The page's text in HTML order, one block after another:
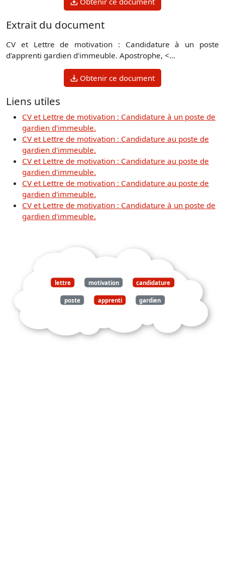
Extrait du document
CV et Lettre de motivation : Candidature à un poste
d'apprenti gardien d'immeuble. Apostrophe, <...
Obtenir ce document
Liens utiles
CV et Lettre de motivation : Candidature à un poste de
gardien d'immeuble.
CV et Lettre de motivation : Candidature au poste de
gardien d'immeuble.
CV et Lettre de motivation : Candidature au poste de
gardien d'immeuble.
CV et Lettre de motivation : Candidature au poste de
gardien d'immeuble.
CV et Lettre de motivation : Candidature à un poste de
gardien d'immeuble.
lettre motivation candidature
poste apprenti gardien